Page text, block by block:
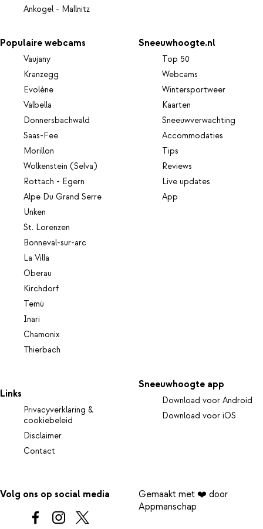
Ankogel - Mallnitz
Populaire webcams
Vaujany
Kranzegg
Evolène
Valbella
Donnersbachwald
Saas-Fee
Morillon
Wolkenstein (Selva)
Rottach - Egern
Alpe Du Grand Serre
Unken
St. Lorenzen
Bonneval-sur-arc
La Villa
Oberau
Kirchdorf
Temù
Inari
Chamonix
Thierbach
Sneeuwhoogte.nl
Top 50
Webcams
Wintersportweer
Kaarten
Sneeuwverwachting
Accommodaties
Tips
Reviews
Live updates
App
Links
Privacyverklaring &
cookiebeleid
Disclaimer
Contact
Sneeuwhoogte app
Download voor Android
Download voor iOS
Volg ons op social media
Gemaakt met ❤️ door
Appmanschap